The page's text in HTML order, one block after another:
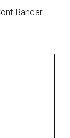
Bancar